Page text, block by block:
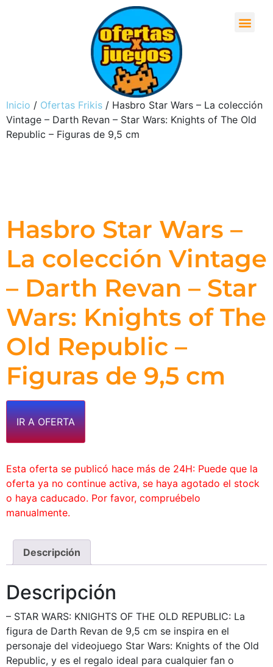
Inicio / Ofertas Frikis / Hasbro Star Wars – La colección
Vintage – Darth Revan – Star Wars: Knights of The Old
Republic – Figuras de 9,5 cm
Hasbro Star Wars –
La colección Vintage
– Darth Revan – Star
Wars: Knights of The
Old Republic –
Figuras de 9,5 cm
IR A OFERTA
Esta oferta se publicó hace más de 24H: Puede que la
oferta ya no continue activa, se haya agotado el stock
o haya caducado. Por favor, compruébelo
manualmente.
Descripción
Descripción
– STAR WARS: KNIGHTS OF THE OLD REPUBLIC: La
figura de Darth Revan de 9,5 cm se inspira en el
personaje del videojuego Star Wars: Knights of the Old
Republic, y es el regalo ideal para cualquier fan o